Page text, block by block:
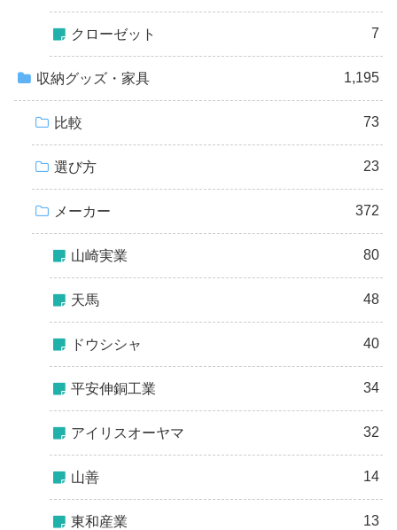
クローゼット 7
収納グッズ・家具 1,195
比較 73
選び方 23
メーカー 372
山崎実業 80
天馬 48
ドウシシャ 40
平安伸銅工業 34
アイリスオーヤマ 32
山善 14
東和産業 13